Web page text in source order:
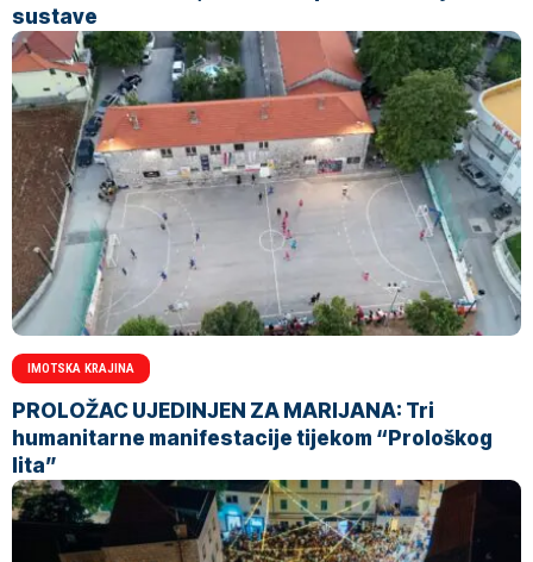
sustave
IMOTSKA KRAJINA
PROLOŽAC UJEDINJEN ZA MARIJANA: Tri
humanitarne manifestacije tijekom “Prološkog
lita”